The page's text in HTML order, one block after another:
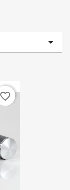

favorite_border